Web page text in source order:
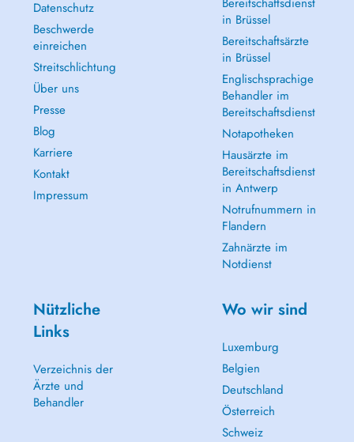
Datenschutz
Beschwerde
einreichen
Streitschlichtung
Über uns
Presse
Blog
Karriere
Kontakt
Impressum
in Brüssel
Bereitschaftsärzte
in Brüssel
Englischsprachige
Behandler im
Bereitschaftsdienst
Notapotheken
Hausärzte im
Bereitschaftsdienst
in Antwerp
Notrufnummern in
Flandern
Zahnärzte im
Notdienst
Nützliche
Links
Verzeichnis der
Ärzte und
Behandler
Wo wir sind
Luxemburg
Belgien
Deutschland
Österreich
Schweiz